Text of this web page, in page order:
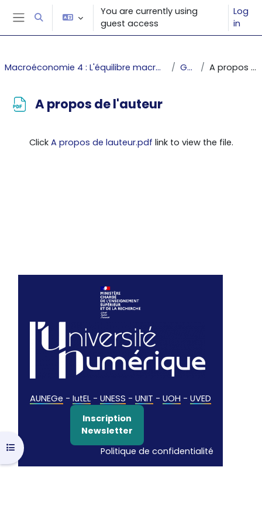
Skip to main content
Side panel
Toggle search input
You are currently using
guest access
Log
in
Open course index
Macroéconomie 4 : L'équilibre macroéconomique à court terme General A propos de l'auteur
A propos de l'auteur
Click A propos de lauteur.pdf link to view the file.
AUNEGe - IutEL - UNESS - UNIT - UOH - UVED
Inscription
Newsletter
Politique de confidentialité